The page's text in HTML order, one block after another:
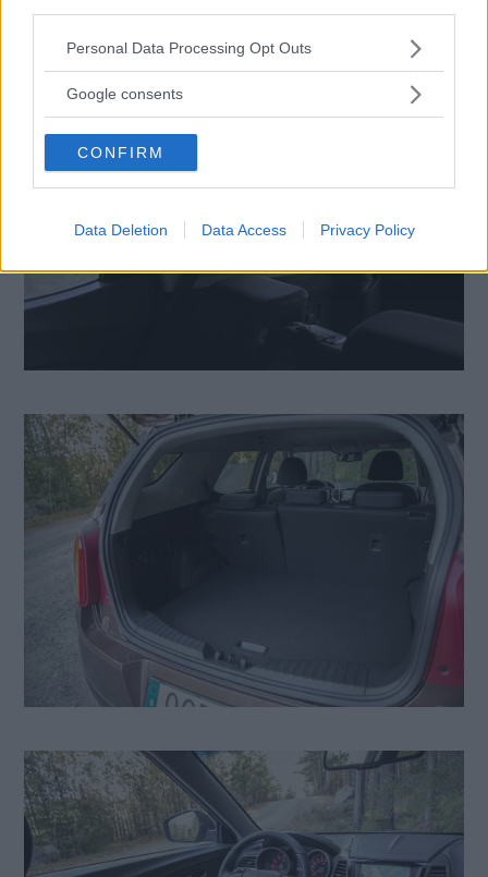
Please note that this website/app uses one or more Google
not limited to your visit or usage behaviour. You may click to
use your data for below specified purposes in below Google
consent section.
Personal Data Processing Opt Outs
Google consents
CONFIRM
Data Deletion Data Access Privacy Policy
testad av Euro NCAP.
Diskutera: Vad tycker du om SsangYong XLV?